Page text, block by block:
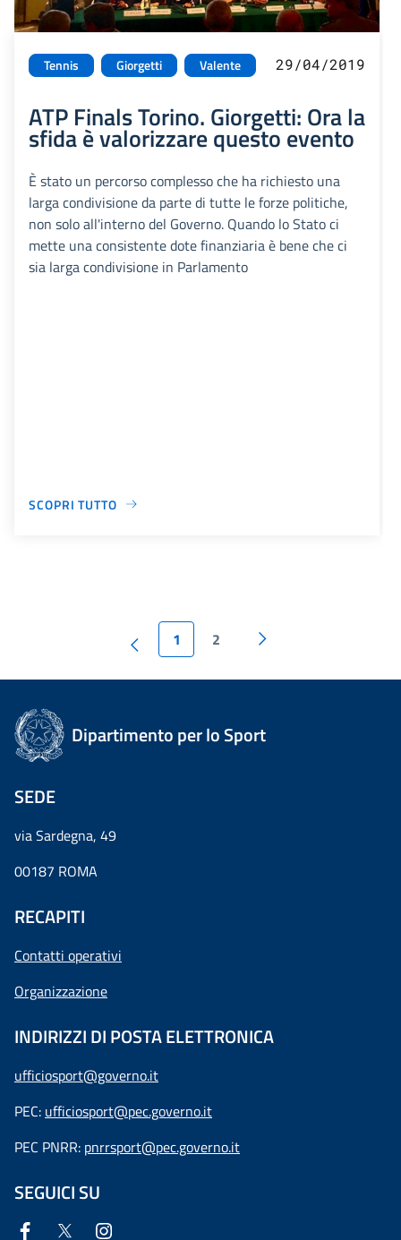
Tennis Giorgetti Valente 29/04/2019
ATP Finals Torino. Giorgetti: Ora la
sfida è valorizzare questo evento
È stato un percorso complesso che ha richiesto una
larga condivisione da parte di tutte le forze politiche,
non solo all'interno del Governo. Quando lo Stato ci
mette una consistente dote finanziaria è bene che ci
sia larga condivisione in Parlamento
SCOPRI TUTTO
1 2
Dipartimento per lo Sport
SEDE
via Sardegna, 49
00187 ROMA
RECAPITI
Contatti operativi
Organizzazione
INDIRIZZI DI POSTA ELETTRONICA
ufficiosport@governo.it
PEC: ufficiosport@pec.governo.it
PEC PNRR: pnrrsport@pec.governo.it
SEGUICI SU